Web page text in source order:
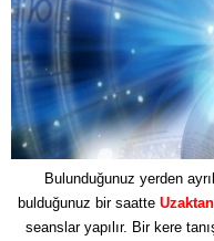
Bulunduğunuz yerden
bulduğunuz bir saatte
seanslar yapılır. Bir kere